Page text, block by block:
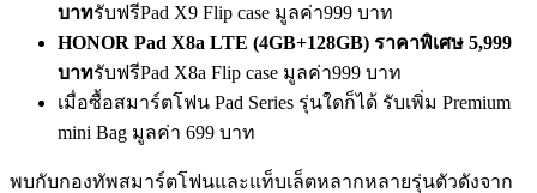
บาทรับฟรีPad X9 Flip case มูลค่า999 บาท
HONOR Pad X8a LTE (4GB+128GB) ราคาพิเศษ 5,999
บาทรับฟรีPad X8a Flip case มูลค่า999 บาท
เมื่อซื้อสมาร์ตโฟน Pad Series รุ่นใดก็ได้ รับเพิ่ม Premium
mini Bag มูลค่า 699 บาท
พบกับกองทัพสมาร์ตโฟนและแท็บเล็ตหลากหลายรุ่นตัวดังจาก